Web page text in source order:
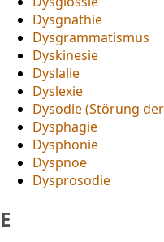
Dysgnathie
Dysgrammatismus
Dyskinesie
Dyslalie
Dyslexie
Dysodie (Störung
Dysphagie
Dysphonie
Dyspnoe
Dysprosodie
E